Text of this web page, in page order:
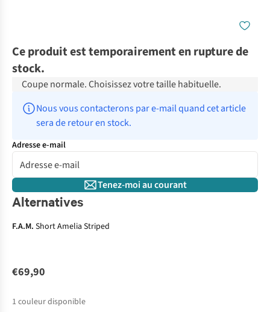
Ce produit est temporairement en rupture de
stock.
Coupe normale. Choisissez votre taille habituelle.
Nous vous contacterons par e-mail quand cet article
sera de retour en stock.
Adresse e-mail
Tenez-moi au courant
Alternatives
F.A.M. Short Amelia Striped
€69,90
1 couleur disponible